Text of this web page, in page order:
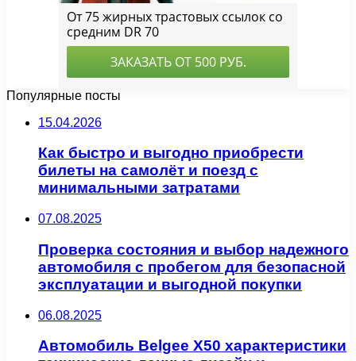
Популярные посты
15.04.2026
Как быстро и выгодно приобрести
билеты на самолёт и поезд с
минимальными затратами
07.08.2025
Проверка состояния и выбор надежного
автомобиля с пробегом для безопасной
эксплуатации и выгодной покупки
06.08.2025
Автомобиль Belgee X50 характеристики